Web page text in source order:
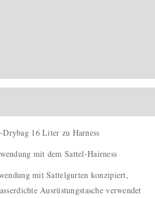
16 Liter zu Harness
mit dem Sattel-Hairness
mit Sattelgurten konzipiert,
Ausrüstungstasche verwendet